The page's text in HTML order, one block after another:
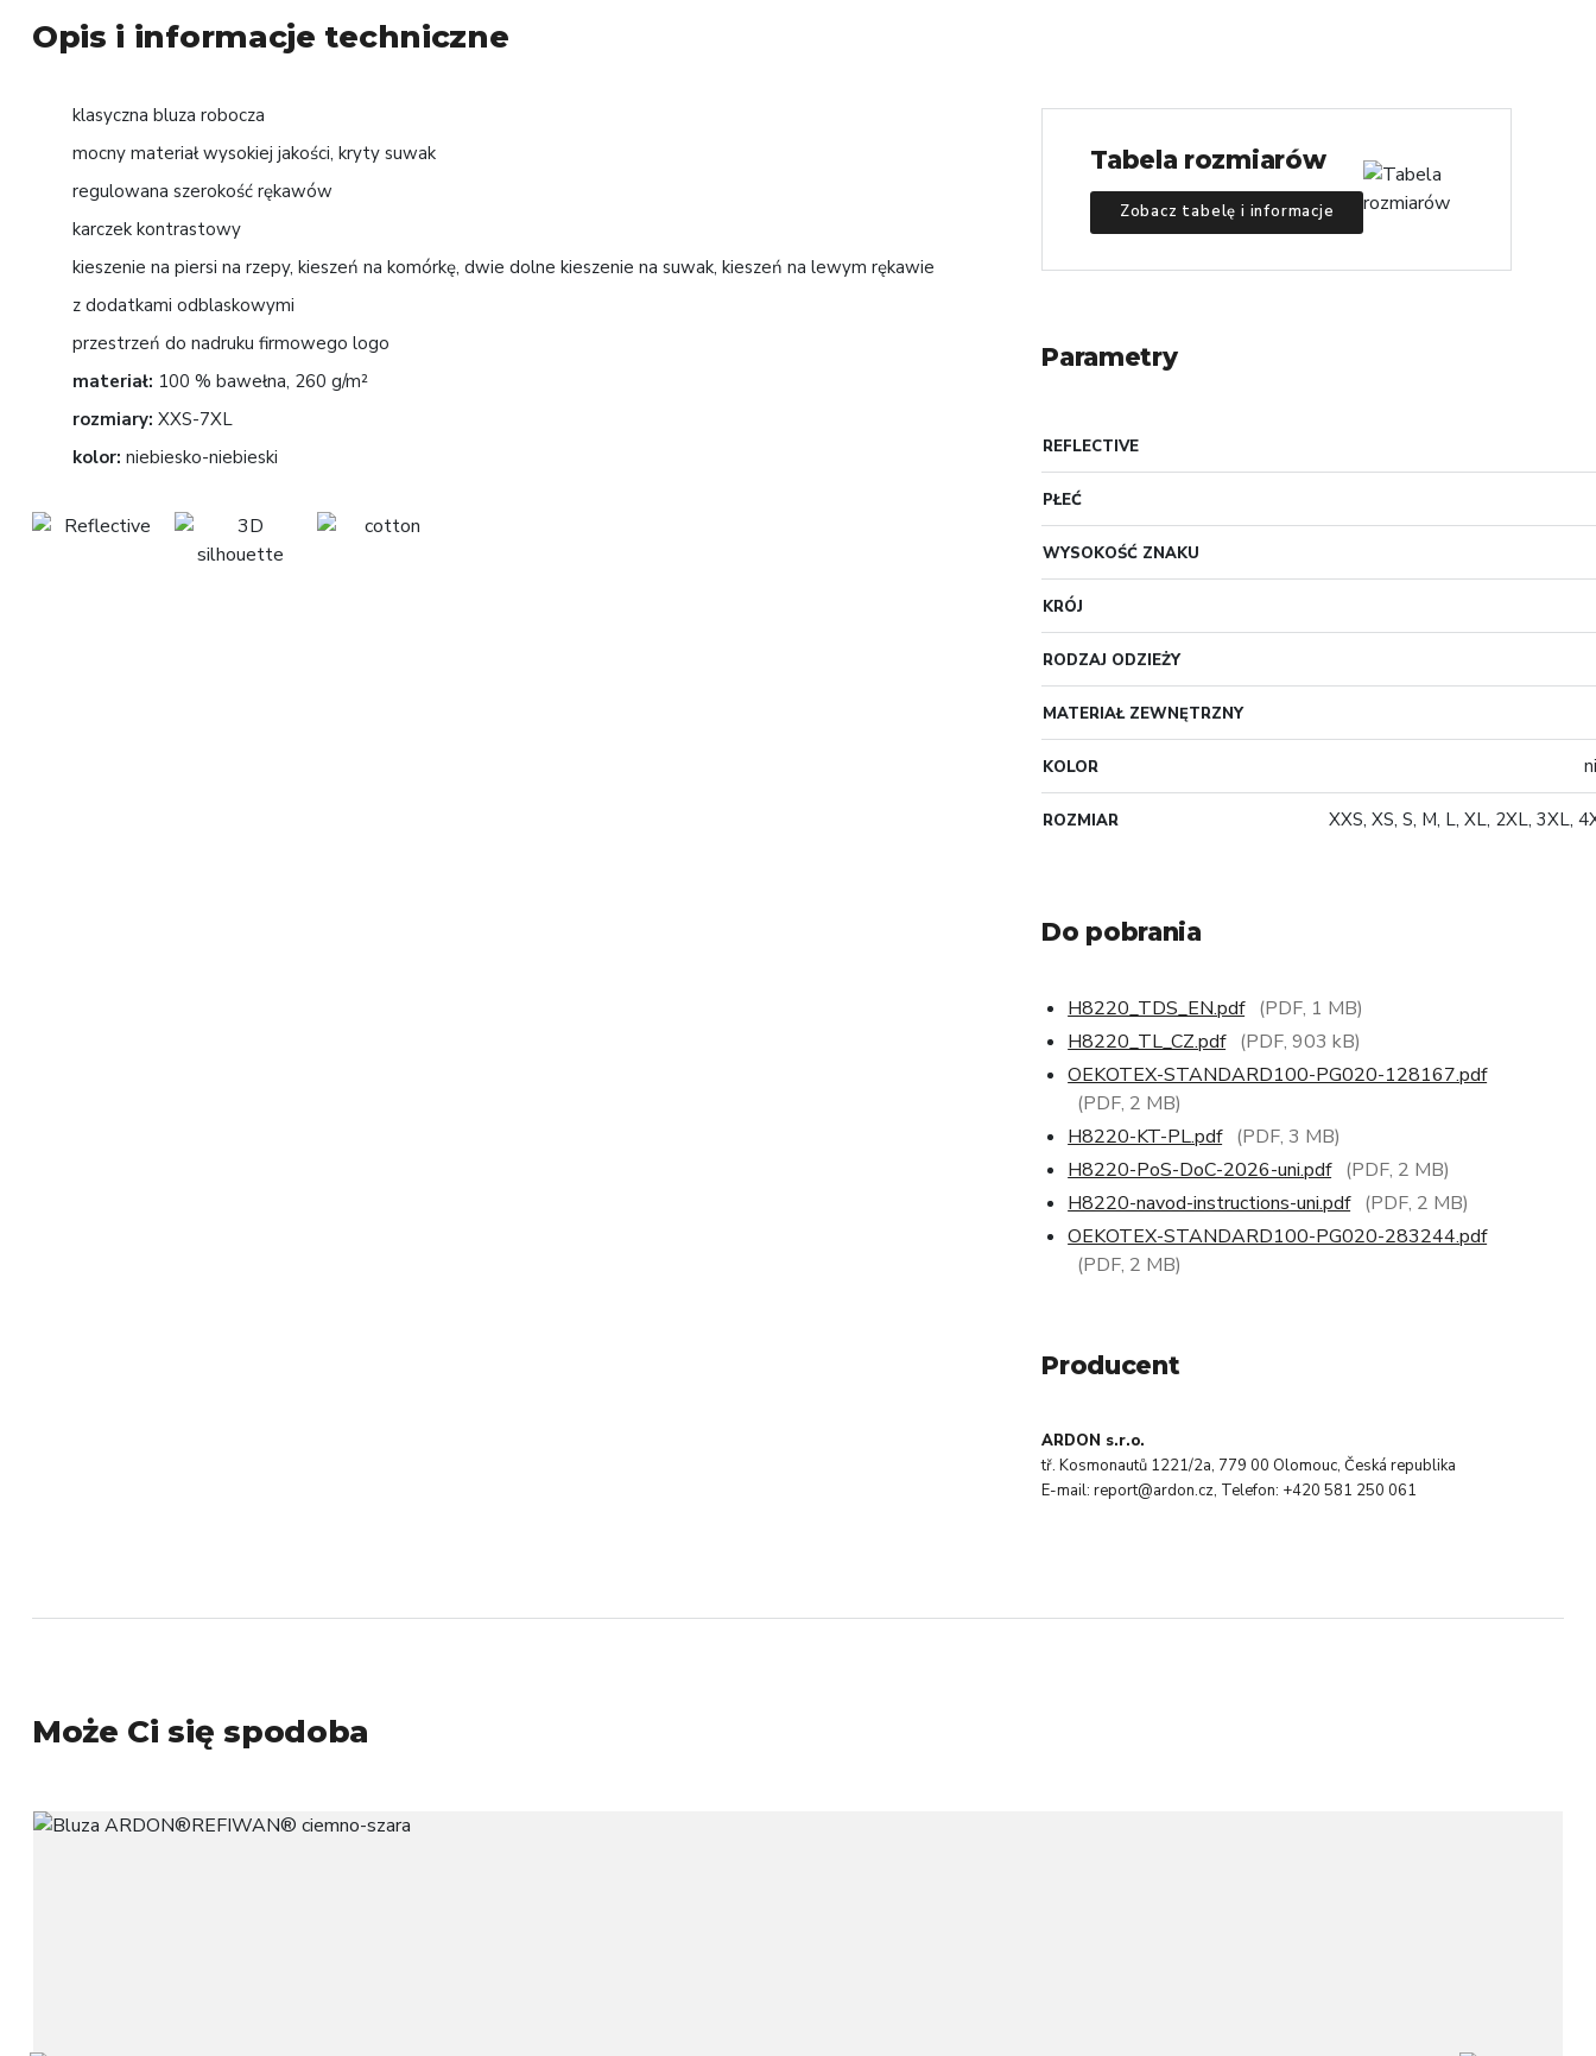
Opis i informacje techniczne
klasyczna bluza robocza
mocny materiał wysokiej jakości, kryty suwak
regulowana szerokość rękawów
karczek kontrastowy
kieszenie na piersi na rzepy, kieszeń na komórkę, dwie dolne kieszenie na suwak, kieszeń na lewym rękawie
z dodatkami odblaskowymi
przestrzeń do nadruku firmowego logo
materiał: 100 % bawełna, 260 g/m²
rozmiary: XXS-7XL
kolor: niebiesko-niebieski
Tabela rozmiarów
Zobacz tabelę i informacje
Parametry
REFLECTIVE
PŁEĆ
WYSOKOŚĆ ZNAKU
KRÓJ
RODZAJ ODZIEŻY
MATERIAŁ ZEWNĘTRZNY
KOLOR
ROZMIAR XXS, XS, S, M, L, XL, 2XL, 3XL,
Do pobrania
H8220_TDS_EN.pdf (PDF, 1 MB)
H8220_TL_CZ.pdf (PDF, 903 kB)
OEKOTEX-STANDARD100-PG020-128167.pdf
(PDF, 2 MB)
H8220-KT-PL.pdf (PDF, 3 MB)
H8220-PoS-DoC-2026-uni.pdf (PDF, 2 MB)
H8220-navod-instructions-uni.pdf (PDF, 2 MB)
OEKOTEX-STANDARD100-PG020-283244.pdf
(PDF, 2 MB)
Producent
ARDON s.r.o.
tř. Kosmonautů 1221/2a, 779 00 Olomouc, Česká republika
E-mail: report@ardon.cz, Telefon: +420 581 250 061
Może Ci się spodoba